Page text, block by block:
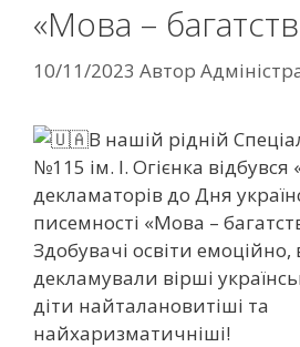
«Мова –
10/11/2023 Автор
В нашій рідній
№115 ім. І. Огієнка відбувся
декламаторів до Дня
писемності «Мова –
Здобувачі освіти
декламували вірші
діти найталановитіші та
найхаризматичніші!